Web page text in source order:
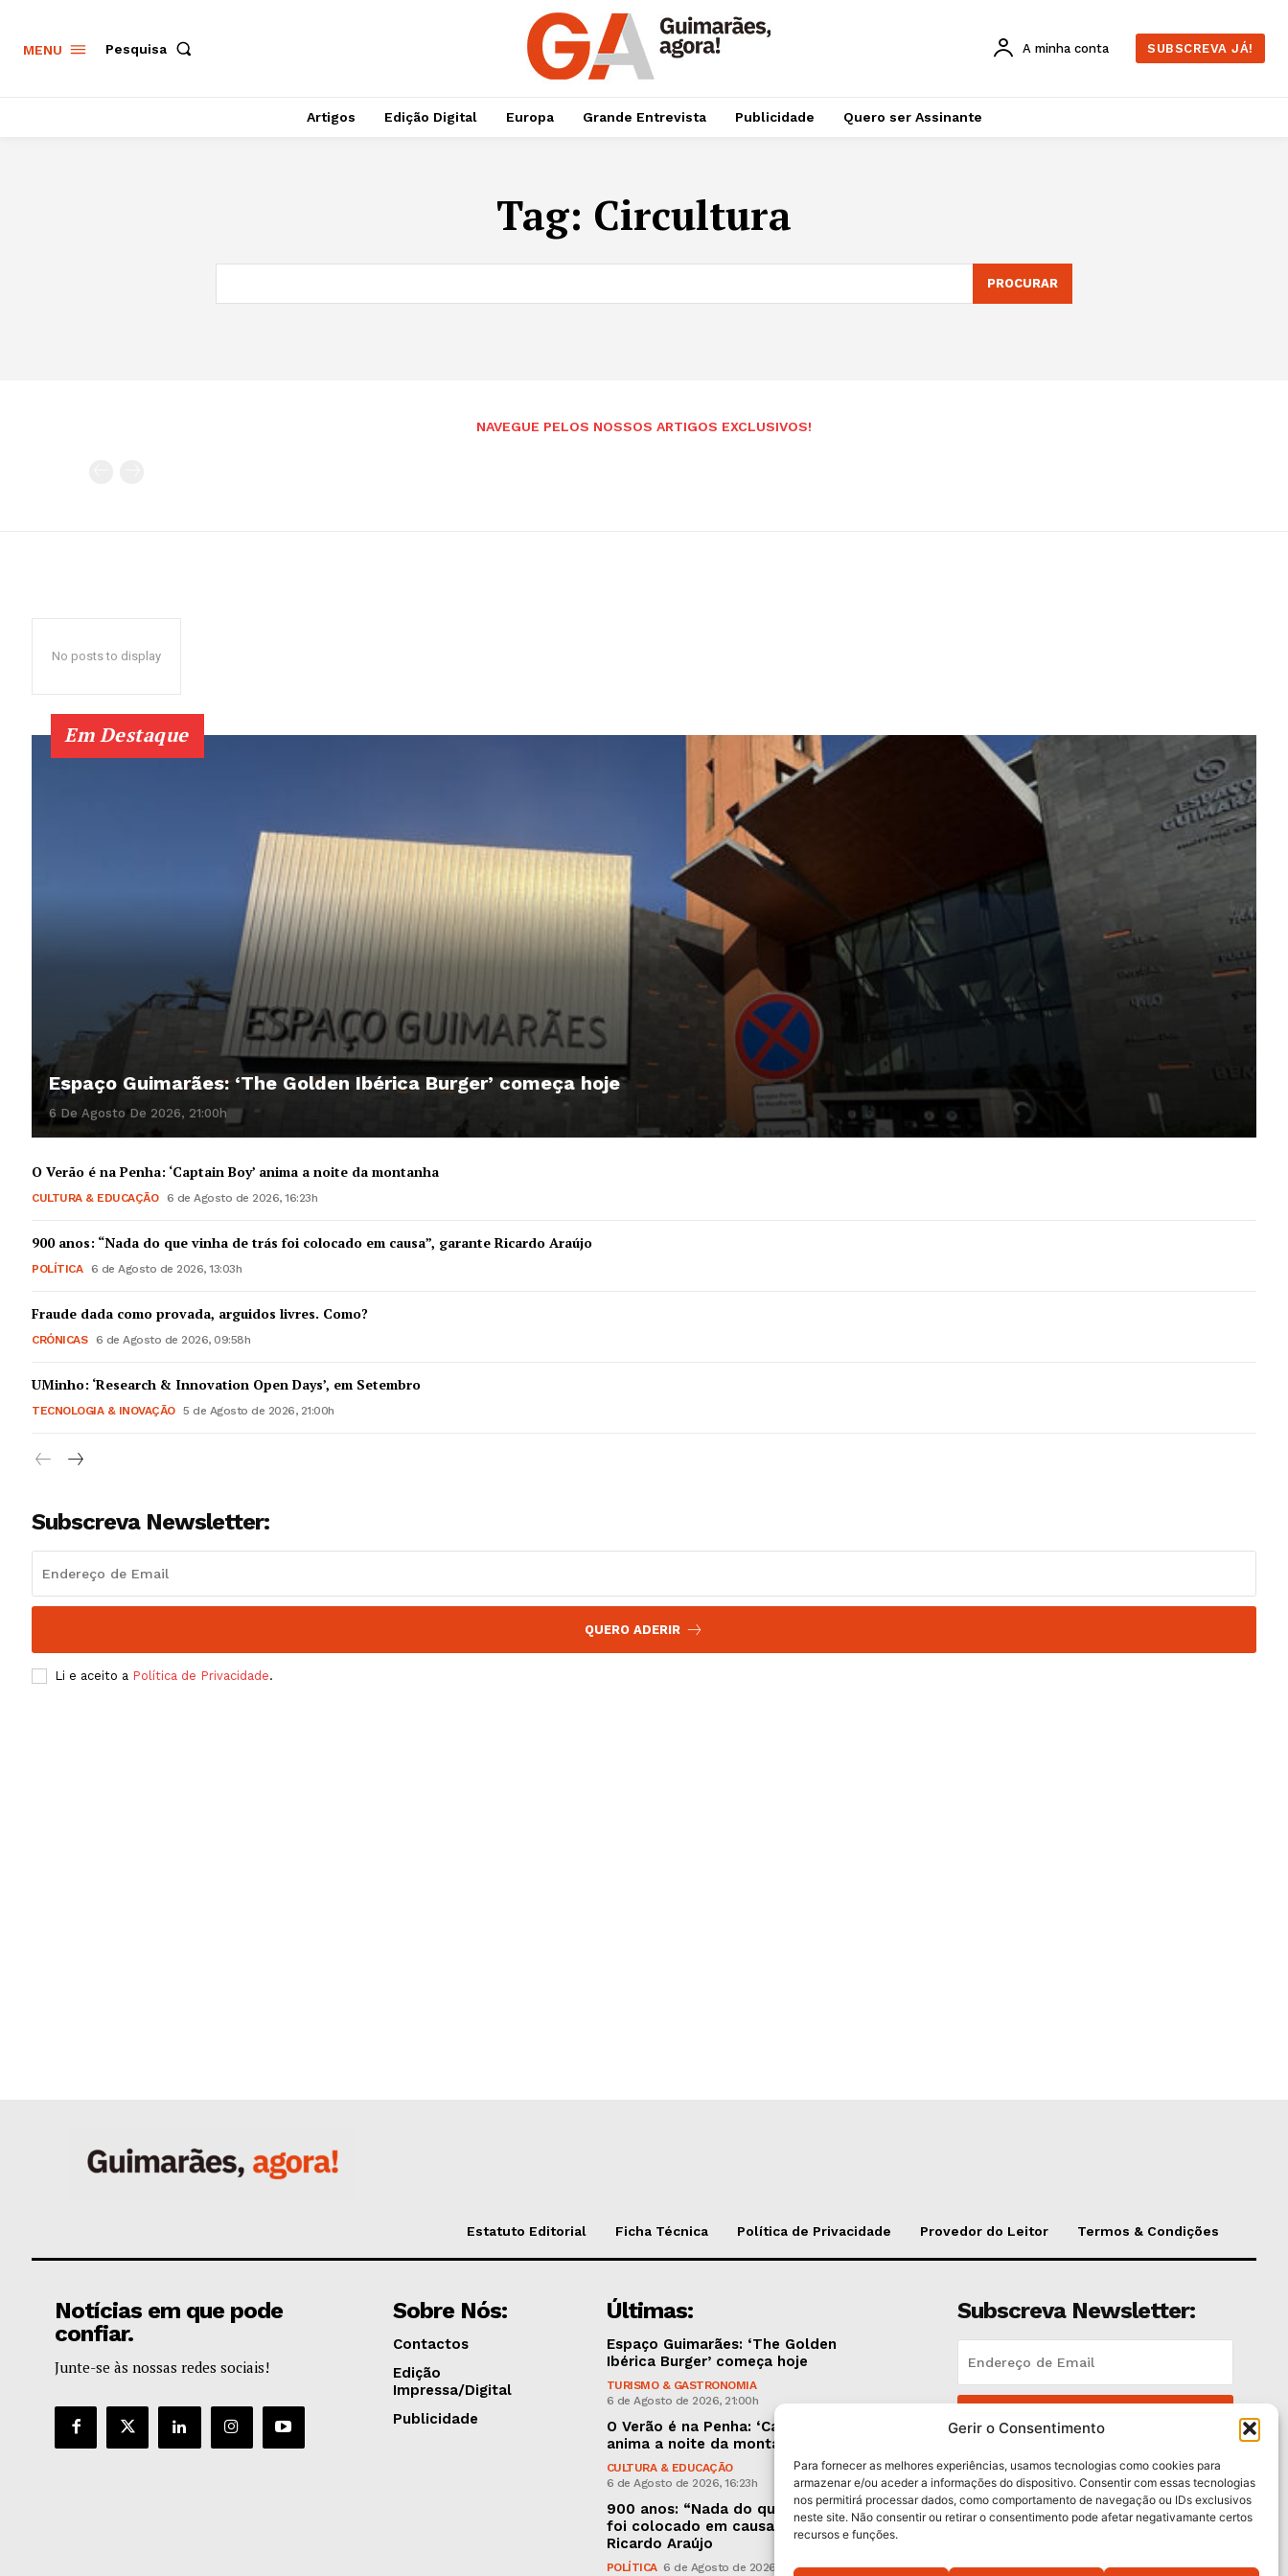
Guimarães, agora!
Gerir o Consentimento
Para fornecer as melhores experiências, usamos tecnologias como cookies para
armazenar e/ou aceder a informações do dispositivo. Consentir com essas tecnologias
nos permitirá processar dados, como comportamento de navegação ou IDs exclusivos
neste site. Não consentir ou retirar o consentimento pode afetar negativamante certos
recursos e funções.
MENU Pesquisa A minha conta SUBSCREVA JÁ!
Artigos Edição Digital Europa Grande Entrevista Publicidade Quero ser Assinante
Tag: Circultura
PROCURAR
NAVEGUE PELOS NOSSOS ARTIGOS EXCLUSIVOS!
No posts to display
Em Destaque
Espaço Guimarães: ‘The Golden Ibérica Burger’ começa hoje
6 De Agosto De 2026, 21:00h
O Verão é na Penha: ‘Captain Boy’ anima a noite da montanha
CULTURA & EDUCAÇÃO 6 de Agosto de 2026, 16:23h
900 anos: “Nada do que vinha de trás foi colocado em causa”, garante Ricardo Araújo
POLÍTICA 6 de Agosto de 2026, 13:03h
Fraude dada como provada, arguidos livres. Como?
CRÓNICAS 6 de Agosto de 2026, 09:58h
UMinho: ‘Research & Innovation Open Days’, em Setembro
TECNOLOGIA & INOVAÇÃO 5 de Agosto de 2026, 21:00h
Subscreva Newsletter:
QUERO ADERIR
Li e aceito a Política de Privacidade.
Estatuto Editorial Ficha Técnica Política de Privacidade Provedor do Leitor Termos & Condições
Notícias em que pode
confiar.
Junte-se às nossas redes sociais!
Sobre Nós:
Contactos
Edição
Impressa/Digital
Publicidade
Últimas:
Espaço Guimarães: ‘The Golden
Ibérica Burger’ começa hoje
TURISMO & GASTRONOMIA
6 de Agosto de 2026, 21:00h
O Verão é na Penha: ‘Captain Boy’
anima a noite da montanha
CULTURA & EDUCAÇÃO
6 de Agosto de 2026, 16:23h
900 anos: “Nada do que vinha de trás
foi colocado em causa”, garante
Ricardo Araújo
POLÍTICA 6 de Agosto de 2026, 13:03h
Subscreva Newsletter:
Li e aceito aPolítica de Privacidade .